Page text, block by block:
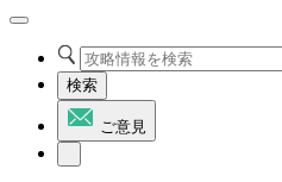
検索
ご意見